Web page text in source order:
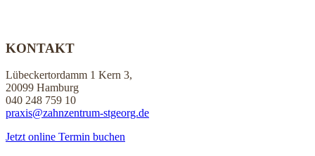
KONTAKT
Lübeckertordamm 1 Kern 3,
20099 Hamburg
040 248 759 10
praxis@zahnzentrum-stgeorg.de
Jetzt online Termin buchen